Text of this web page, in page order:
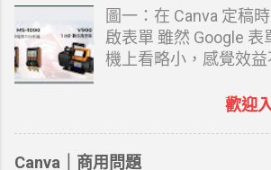
明 很重要關係到下
正確，請務必看懂XD
依到職年資代出來的特
休日數，因為今年為
休，已代公式計算 1/1
直接代入公式 分成二
回/進貨退出 大致說明:
直接打 EX : 7/5 格式
額 3.一份A4 可以印成
二個以上型號，應稅之
圖一：在 Canva 定稿
啟表單 雖然 Google 表
機上看略小，感覺效
然都會 Canva 了，就
歡迎
Canva｜商用問題